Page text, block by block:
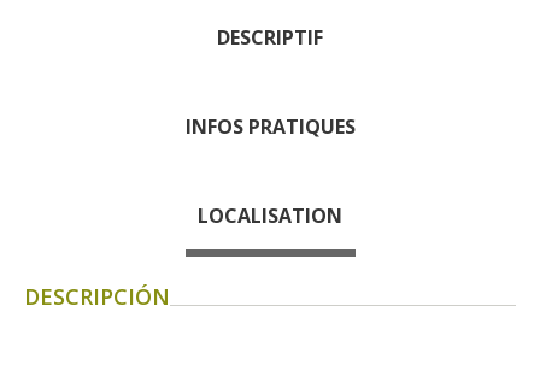
El museo de la fragua
La gastronomía
DESCRIPTIF
INFOS PRATIQUES
LOCALISATION
DESCRIPCIÓN